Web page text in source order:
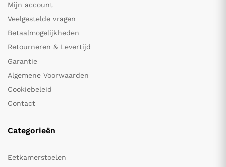
Mijn account
Veelgestelde vragen
Betaalmogelijkheden
Retourneren & Levertijd
Garantie
Algemene Voorwaarden
Cookiebeleid
Contact
Categorieën
Eetkamerstoelen